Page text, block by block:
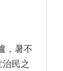
，暑不
民之